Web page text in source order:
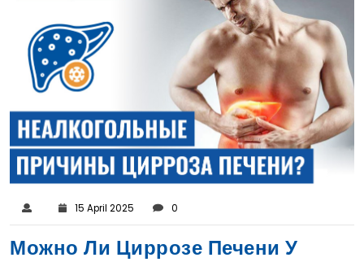
15 April 2025 0
Можно Ли Циррозе Печени У